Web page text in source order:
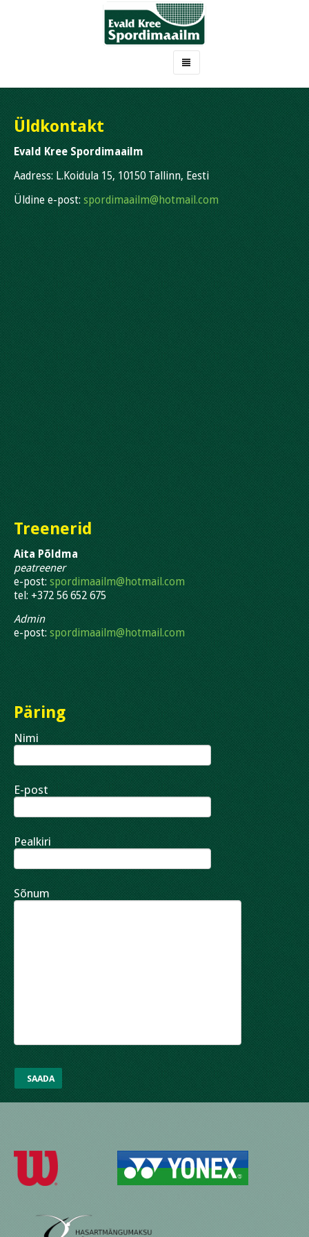
AVALEHT
MEIE TREENERID
MEIE PARIMAD MÄNGIJAD
ÕPPETÖÖ
REGISTREERIMINE
Üldkontakt
Evald Kree Spordimaailm
Aadress: L.Koidula 15, 10150 Tallinn, Eesti
Üldine e-post: spordimaailm@hotmail.com
Treenerid
Aita Põldma
peatreener
e-post: spordimaailm@hotmail.com
tel: +372 56 652 675
Admin
e-post: spordimaailm@hotmail.com
Päring
Nimi
E-post
Pealkiri
Sõnum